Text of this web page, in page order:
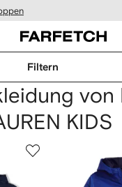
Filtern
von
KIDS